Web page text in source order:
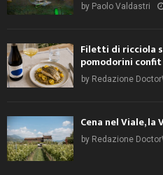
by Paolo Valdastri
Filetti di ricciola
pomodorini
by Redazione
Cena nel Viale,
by Redazione